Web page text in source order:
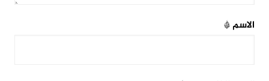
الاسم*